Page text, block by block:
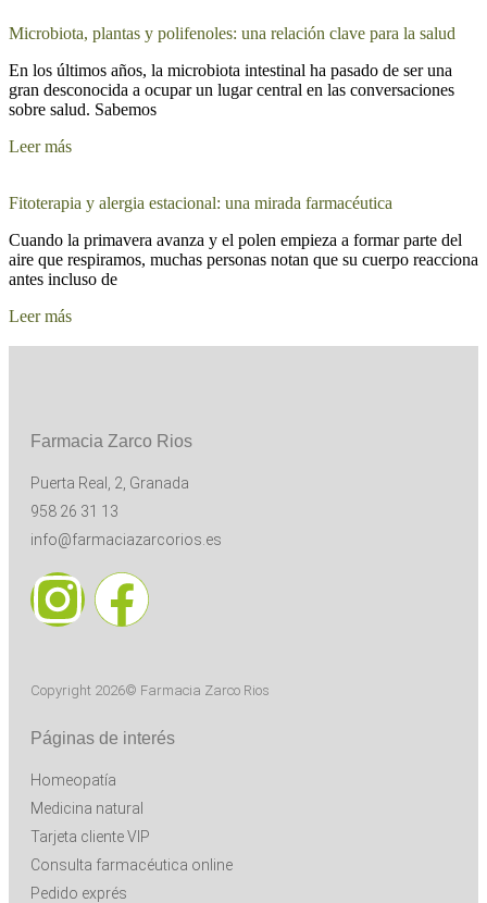
Microbiota, plantas y polifenoles: una relación clave para la salud
En los últimos años, la microbiota intestinal ha pasado de ser una
gran desconocida a ocupar un lugar central en las conversaciones
sobre salud. Sabemos
Leer más
Fitoterapia y alergia estacional: una mirada farmacéutica
Cuando la primavera avanza y el polen empieza a formar parte del
aire que respiramos, muchas personas notan que su cuerpo reacciona
antes incluso de
Leer más
Farmacia Zarco Rios
Puerta Real, 2, Granada
958 26 31 13
info@farmaciazarcorios.es
Copyright 2026© Farmacia Zarco Rios
Páginas de interés
Homeopatía
Medicina natural
Tarjeta cliente VIP
Consulta farmacéutica online
Pedido exprés